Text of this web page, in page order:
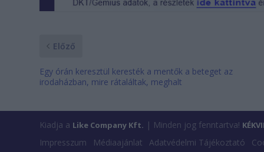
Előző
Egy órán keresztül keresték a mentők a beteget az
irodaházban, mire rátaláltak, meghalt
Kiadja a Like Company Kft. | Minden jog fenntartva!
Impresszum Médiaajánlat Adatvédelmi Tájékoztató